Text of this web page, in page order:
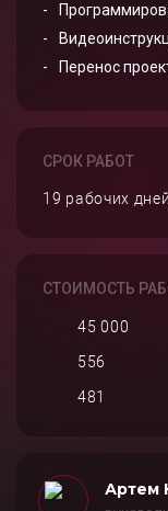
Перенос
СРОК РАБОТ
19 рабочих дней
СТОИМОСТЬ
45 000
556
481
Артем